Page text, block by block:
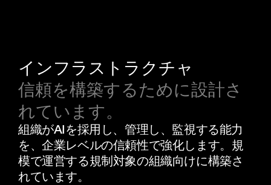
インフラストラクチャ
信頼を構築するために設計さ
れています。
組織がAIを採用し、管理し、監視する能力
を、企業レベルの信頼性で強化します。規
模で運営する規制対象の組織向けに構築さ
れています。